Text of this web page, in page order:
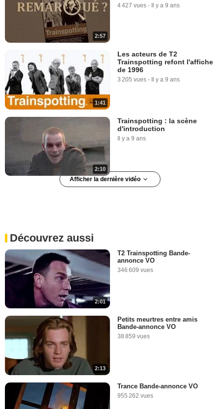
2:57
4 427 vues - Il y a 9 ans
1:41
Les acteurs de T2
Trainspotting refont l'affiche
de 1996
3 205 vues - Il y a 9 ans
2:10
Trainspotting : la scène
d'introduction
Il y a 9 ans
Afficher la dernière vidéo
4:54
Découvrez aussi
2:01
T2 Trainspotting Bande-
annonce VO
346 609 vues
2:13
Petits meurtres entre amis
Bande-annonce VO
38 859 vues
Trance Bande-annonce VO
955 262 vues